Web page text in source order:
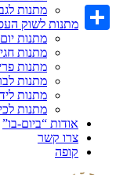
מתנות
מתנות לשוק
מתנות
מתנות
מתנות
מתנות
מתנות
מתנות
אודות “ביום-בו”
צרו קשר
קופה
Twitter